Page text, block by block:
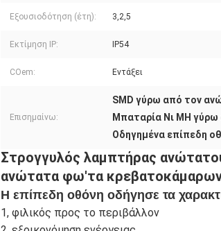
Εξουσιοδότηση (έτη): 3,2,5
Εκτίμηση IP: IP54
COem: Εντάξει
Επισημαίνω:
SMD γύρω από τον
Μπαταρία Νι MH
Οδηγημένα επίπεδη
Στρογγυλός λαμπτήρας
ανώτατα φω'τα
Η επίπεδη οθόνη οδήγησε τα
1, φιλικός προς το περιβάλλον